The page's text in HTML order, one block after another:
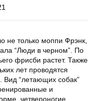
только моппи Фрэнк,
“Люди в черном”. По
фрисби растет. Также
лет проводятся
Вид “летающих собак”
и
четвероногие